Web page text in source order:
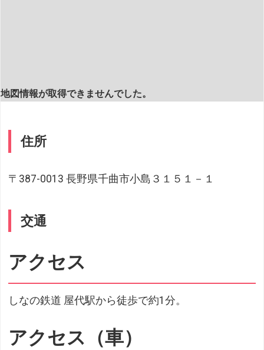
地図情報が取得できませんでした。
住所
〒387-0013 長野県千曲市小島３１５１－１
交通
アクセス
しなの鉄道 屋代駅から徒歩で約1分。
アクセス（車）